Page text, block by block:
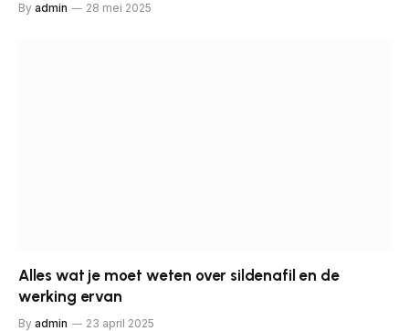
By admin 28 mei 2025
Alles wat je moet weten over sildenafil en de
werking ervan
By admin 23 april 2025